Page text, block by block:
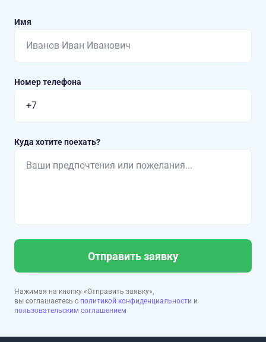
Имя
Номер телефона
Куда хотите поехать?
Отправить заявку
Нажимая на кнопку «Отправить заявку»,
вы соглашаетесь с политикой конфиденциальности и
пользовательским соглашением